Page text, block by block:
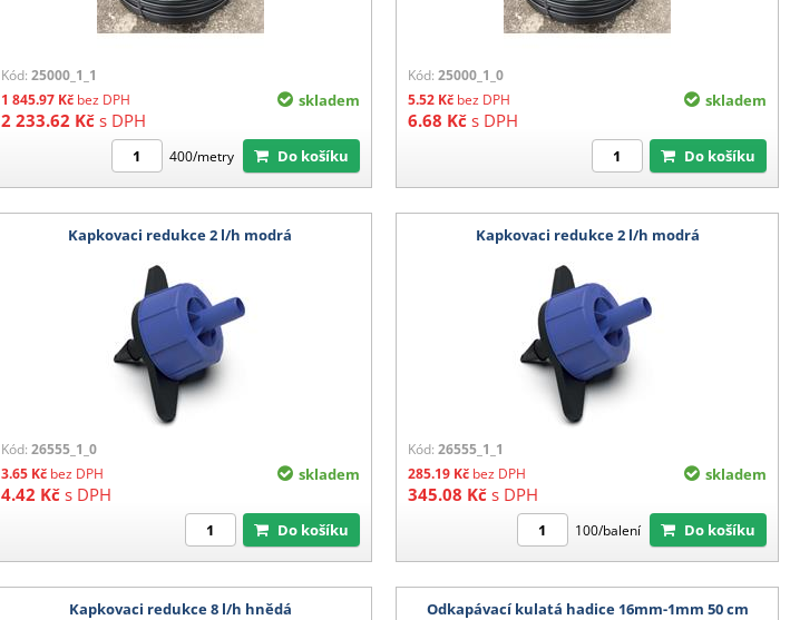
Kód:25000_1_1
1 845.97 Kč bez DPH
2 233.62 Kč s DPH
skladem
400/metry Do košíku
Kód:25000_1_0
5.52 Kč bez DPH
6.68 Kč s DPH
skladem
Do košíku
Kapkovaci redukce 2 l/h modrá
Kód:26555_1_0
3.65 Kč bez DPH
4.42 Kč s DPH
skladem
Do košíku
Kapkovaci redukce 2 l/h modrá
Kód:26555_1_1
285.19 Kč bez DPH
345.08 Kč s DPH
skladem
100/balení Do košíku
Kapkovaci redukce 8 l/h hnědá Odkapávací kulatá hadice 16mm-1mm 50 cm